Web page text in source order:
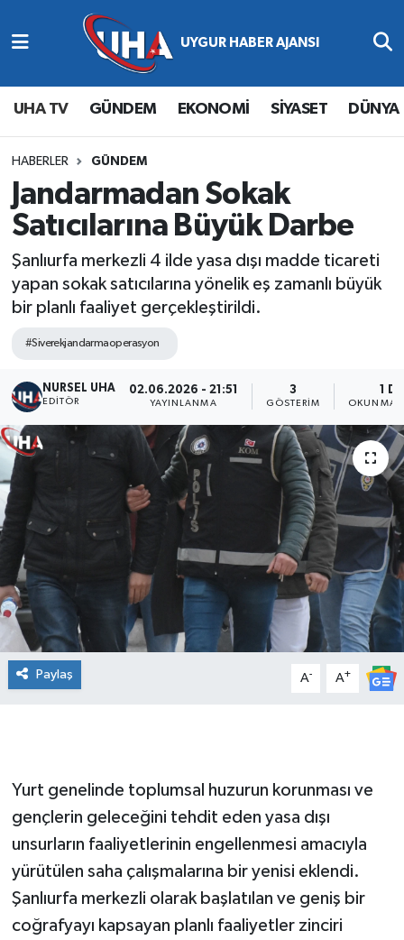
UHA TV GÜNDEM EKONOMİ SİYASET DÜNYA
HABERLER GÜNDEM
Jandarmadan Sokak
Satıcılarına Büyük Darbe
Şanlıurfa merkezli 4 ilde yasa dışı madde ticareti
yapan sokak satıcılarına yönelik eş zamanlı büyük
bir planlı faaliyet gerçekleştirildi.
#Siverekjandarmaoperasyon
NURSEL UHA
EDITÖR
02.06.2026 - 21:51
YAYINLANMA
3
GÖSTERIM
1 DK
OKUNMA
Paylaş A- A+
Yurt genelinde toplumsal huzurun korunması ve
gençlerin geleceğini tehdit eden yasa dışı
unsurların faaliyetlerinin engellenmesi amacıyla
yürütülen saha çalışmalarına bir yenisi eklendi.
Şanlıurfa merkezli olarak başlatılan ve geniş bir
coğrafyayı kapsayan planlı faaliyetler zinciri
Abone Ol
Gündem
Ekonomi
Magazin
Siyaset
Spor
Yaşam
Nöbetçi Eczaneler
Hava Durumu
Namaz Vakitleri
Trafik Durumu
Süper Lig Puan Durumu ve Fikstür
Tüm Manşetler
Son Dakika Haberleri
Haber Arşivi